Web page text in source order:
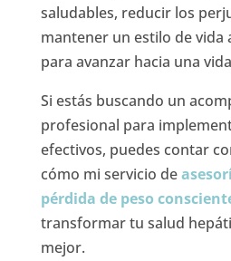
saludables, reducir los
mantener un estilo de vida
para avanzar hacia una
Si estás buscando un
profesional para
efectivos, puedes contar
cómo mi servicio de
pérdida de peso
transformar tu salud
mejor.